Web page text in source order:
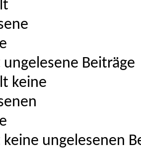
Beiträge
ungelesenen